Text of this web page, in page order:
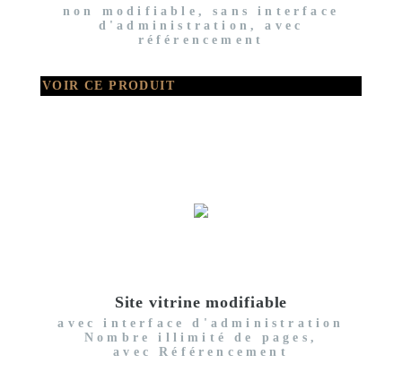
non modifiable, sans interface
d'administration, avec
référencement
VOIR CE PRODUIT
Site vitrine modifiable
avec interface d'administration
Nombre illimité de pages,
avec Référencement